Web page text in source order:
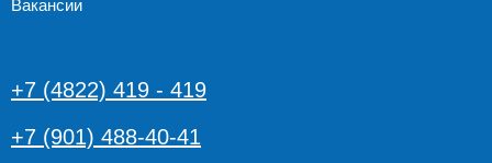
Вакансии
+7 (4822) 419 - 419
+7 (901) 488-40-41